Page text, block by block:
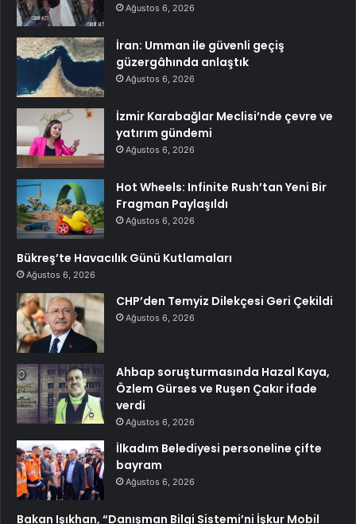
Ağustos 6, 2026
İran: Umman ile güvenli geçiş
güzergâhında anlaştık
Ağustos 6, 2026
İzmir Karabağlar Meclisi’nde çevre ve
yatırım gündemi
Ağustos 6, 2026
Hot Wheels: Infinite Rush’tan Yeni Bir
Fragman Paylaşıldı
Ağustos 6, 2026
Bükreş’te Havacılık Günü Kutlamaları
Ağustos 6, 2026
CHP’den Temyiz Dilekçesi Geri Çekildi
Ağustos 6, 2026
Ahbap soruşturmasında Hazal Kaya,
Özlem Gürses ve Ruşen Çakır ifade
verdi
Ağustos 6, 2026
İlkadım Belediyesi personeline çifte
bayram
Ağustos 6, 2026
Bakan Işıkhan, “Danışman Bilgi Sistemi’ni İşkur Mobil